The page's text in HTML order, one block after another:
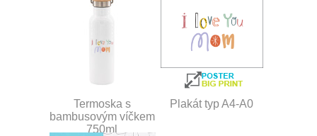
Termoska s
bambusovým víčkem
750ml
Plakát typ A4-A0